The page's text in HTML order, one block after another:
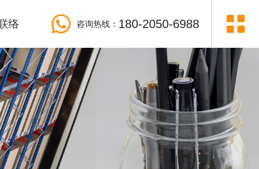
咨询热线： 180-2050-6988
络